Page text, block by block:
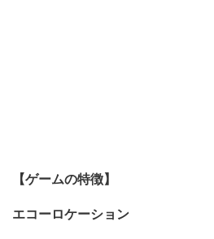
【ゲームの特徴】
エコーロケーション